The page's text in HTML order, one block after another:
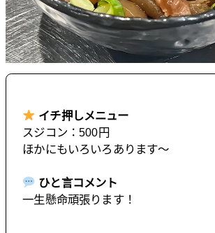
イチ押しメニュー
スジコン：500円
ほかにもいろいろあります〜
ひと言コメント
一生懸命頑張ります！